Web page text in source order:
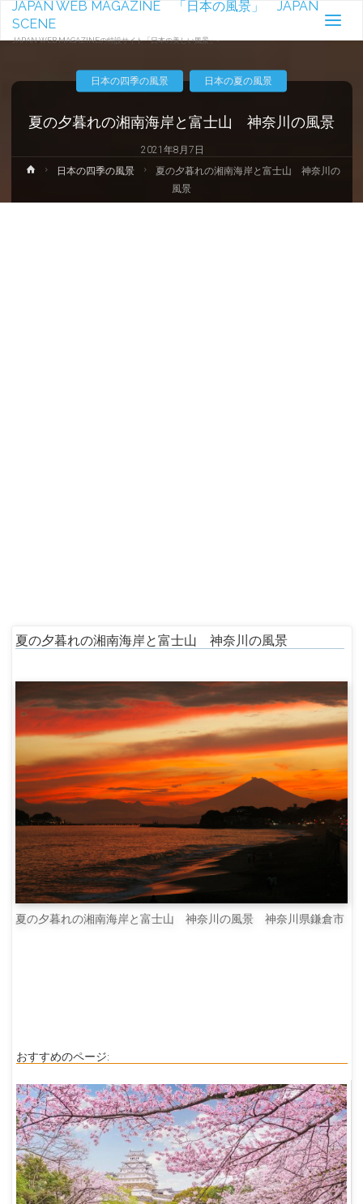
JAPAN WEB MAGAZINE 「日本の風景」 JAPAN
SCENE
JAPAN WEB MAGAZINEの特設サイト「日本の美しい風景」-
夏の夕暮れの湘南海岸と富士山 神奈川の風景
2021年8月7日
日本の四季の風景 日本の夏の風景
ホ
ム
日本の四季の風景
夏の夕暮れの湘南海岸と富士山 神奈川の
風景
夏の夕暮れの湘南海岸と富士山 神奈川の風景
夏の夕暮れの湘南海岸と富士山 神奈川の風景 神奈川県鎌倉市
おすすめのページ: